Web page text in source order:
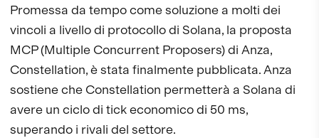
Promessa da tempo come soluzione a molti dei
vincoli a livello di protocollo di Solana, la proposta
MCP (Multiple Concurrent Proposers) di Anza,
Constellation, è stata finalmente pubblicata. Anza
sostiene che Constellation permetterà a Solana di
avere un ciclo di tick economico di 50 ms,
superando i rivali del settore.